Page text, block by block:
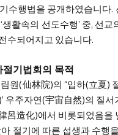
수행법을 공개하였습니다
활속의 선도수행’ 중, 선
수되어지고 있습니다.
기법회의 목적
원(仙林院)의 “입하(立夏)
우주자연(宇宙自然)의 질
呂造化)에서 비롯되었음
절기에 따른 섭생과 수행